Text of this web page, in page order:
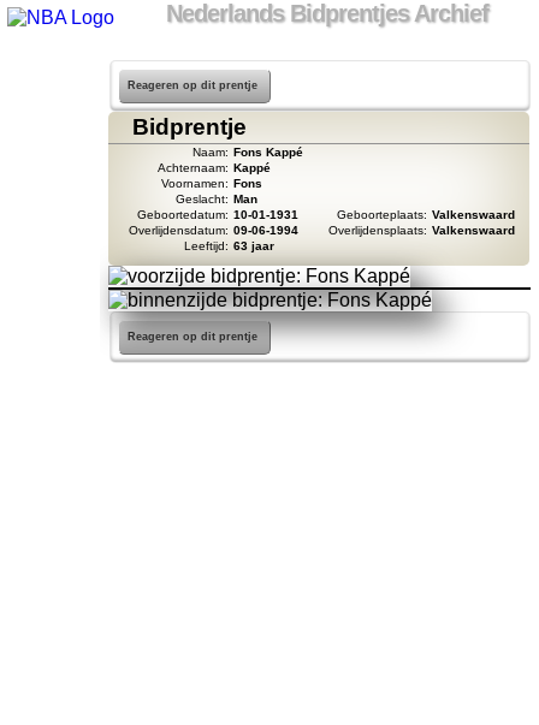
Nederlands Bidprentjes Archief
Reageren op dit prentje
Bidprentje
Naam: Fons Kappé
Achternaam: Kappé
Voornamen: Fons
Geslacht: Man
Geboortedatum: 10-01-1931 Geboorteplaats: Valkenswaard
Overlijdensdatum: 09-06-1994 Overlijdensplaats: Valkenswaard
Leeftijd: 63 jaar
Reageren op dit prentje